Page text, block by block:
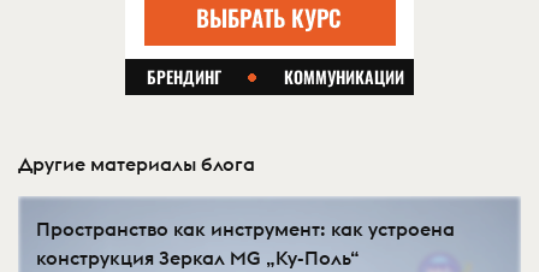
Другие материалы блога
Пространство как инструмент: как устроена
конструкция Зеркал MG „Ку-Поль“